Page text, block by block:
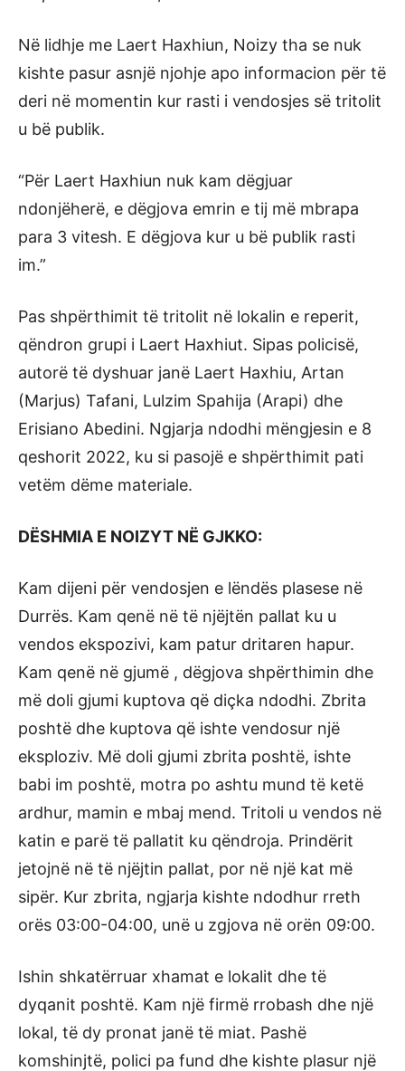
Në lidhje me Laert Haxhiun, Noizy tha se nuk
kishte pasur asnjë njohje apo informacion për të
deri në momentin kur rasti i vendosjes së tritolit
u bë publik.
“Për Laert Haxhiun nuk kam dëgjuar
ndonjëherë, e dëgjova emrin e tij më mbrapa
para 3 vitesh. E dëgjova kur u bë publik rasti
im.”
Pas shpërthimit të tritolit në lokalin e reperit,
qëndron grupi i Laert Haxhiut. Sipas policisë,
autorë të dyshuar janë Laert Haxhiu, Artan
(Marjus) Tafani, Lulzim Spahija (Arapi) dhe
Erisiano Abedini. Ngjarja ndodhi mëngjesin e 8
qeshorit 2022, ku si pasojë e shpërthimit pati
vetëm dëme materiale.
DËSHMIA E NOIZYT NË GJKKO:
Kam dijeni për vendosjen e lëndës plasese në
Durrës. Kam qenë në të njëjtën pallat ku u
vendos ekspozivi, kam patur dritaren hapur.
Kam qenë në gjumë , dëgjova shpërthimin dhe
më doli gjumi kuptova që diçka ndodhi. Zbrita
poshtë dhe kuptova që ishte vendosur një
eksploziv. Më doli gjumi zbrita poshtë, ishte
babi im poshtë, motra po ashtu mund të ketë
ardhur, mamin e mbaj mend. Tritoli u vendos në
katin e parë të pallatit ku qëndroja. Prindërit
jetojnë në të njëjtin pallat, por në një kat më
sipër. Kur zbrita, ngjarja kishte ndodhur rreth
orës 03:00-04:00, unë u zgjova në orën 09:00.
Ishin shkatërruar xhamat e lokalit dhe të
dyqanit poshtë. Kam një firmë rrobash dhe një
lokal, të dy pronat janë të miat. Pashë
komshinjtë, polici pa fund dhe kishte plasur një